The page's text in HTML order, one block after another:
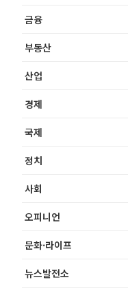
금융
부동산
산업
경제
국제
정치
사회
오피니언
문화·라이프
뉴스발전소